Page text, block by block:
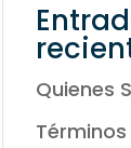
Quienes
Términos